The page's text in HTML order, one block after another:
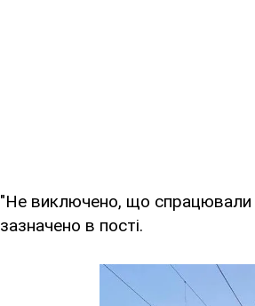
"Не виключено, що спрацювали
зазначено в пості.